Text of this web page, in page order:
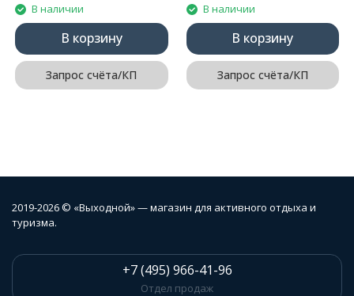
В наличии
В корзину
Запрос счёта/КП
В наличии
В корзину
Запрос счёта/КП
2019-2026 © «Выходной» — магазин для активного отдыха и
туризма.
+7 (495) 966-41-96
Отдел продаж